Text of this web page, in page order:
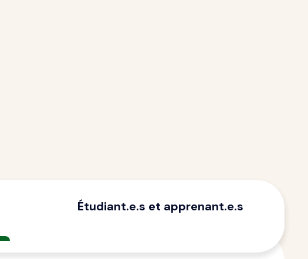
Étudiant.e.s et apprenant.e.s